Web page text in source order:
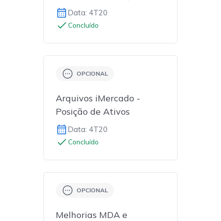
Data: 4T20
Concluído
OPCIONAL
Arquivos iMercado -
Posição de Ativos
Data: 4T20
Concluído
OPCIONAL
Melhorias MDA e